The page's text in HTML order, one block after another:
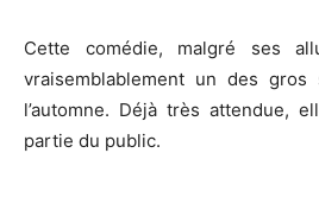
Cette comédie, malgré ses
vraisemblablement un des gros
l’automne. Déjà très attendue,
partie du public.